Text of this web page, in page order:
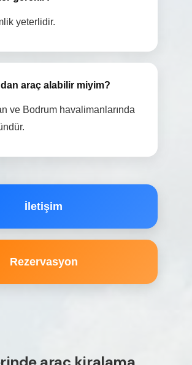
yeterlidir.
araç alabilir miyim?
ve Bodrum havalimanlarında
İletişim
Rezervasyon